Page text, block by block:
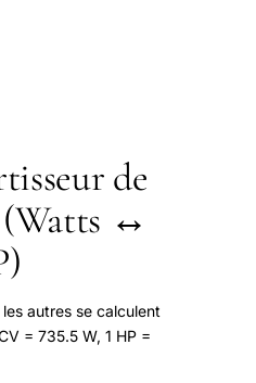
de
(Watts ↔
autres se calculent
= 735.5 W, 1 HP =